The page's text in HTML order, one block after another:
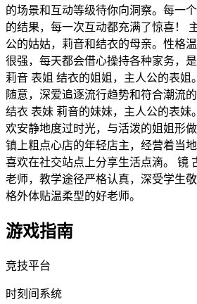
的场景和互动等级待你向洞察。每一
的结果，每一次互动都充满了惊喜！
公的姑姑，莉音和结衣的母亲。性格
很强，每天都会借心操持各种家务，
莉音 表姐 结衣的姐姐，主人公的表姐
随意，深爱追逐流行趋势和符合潮流
结衣 表妹 莉音的妹妹，主人公的表妹
欢安静地度过时光，与活泼的姐姐形
镇上粗点心店的年轻店主，经营着当
喜欢在社交站点上分享生活点滴。 镜
老师，教学途径严格认真，深受学生
格外体贴温柔型的好老师。
游戏指南
竞技平台
时刻间系统